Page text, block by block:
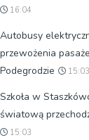
16:04
Autobusy
przewożenia
Podegrodzie
15:03
Szkoła w
światową
15:03